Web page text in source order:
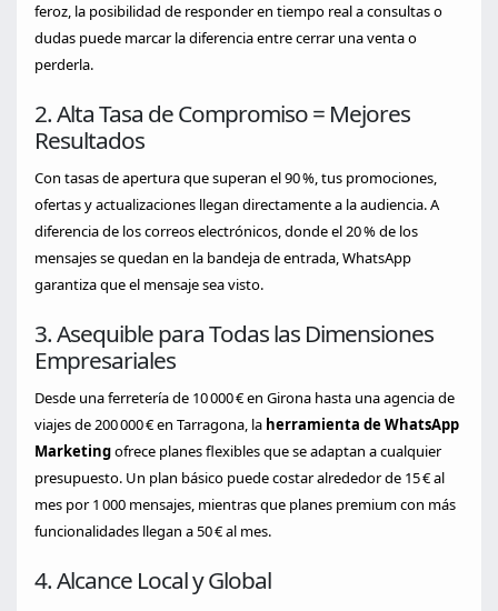
feroz, la posibilidad de responder en tiempo real a consultas o
dudas puede marcar la diferencia entre cerrar una venta o
perderla.
2. Alta Tasa de Compromiso = Mejores
Resultados
Con tasas de apertura que superan el 90 %, tus promociones,
ofertas y actualizaciones llegan directamente a la audiencia. A
diferencia de los correos electrónicos, donde el 20 % de los
mensajes se quedan en la bandeja de entrada, WhatsApp
garantiza que el mensaje sea visto.
3. Asequible para Todas las Dimensiones
Empresariales
Desde una ferretería de 10 000 € en Girona hasta una agencia de
viajes de 200 000 € en Tarragona, la herramienta de WhatsApp
Marketingofrece planes flexibles que se adaptan a cualquier
presupuesto. Un plan básico puede costar alrededor de 15 € al
mes por 1 000 mensajes, mientras que planes premium con más
funcionalidades llegan a 50 € al mes.
4. Alcance Local y Global